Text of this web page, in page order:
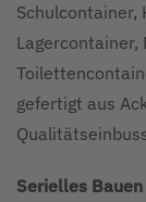
Schulcontainer,
gefertigt aus
Serielles